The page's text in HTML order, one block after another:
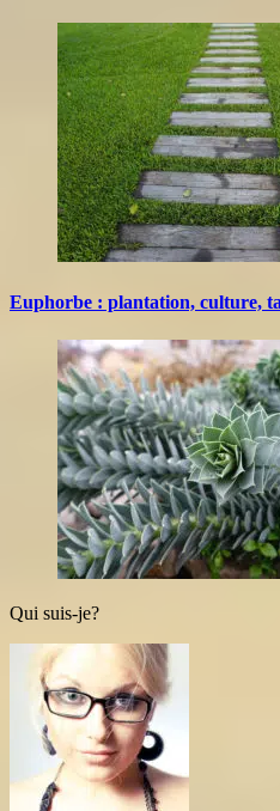
Euphorbe : plantation, culture,
Qui suis-je?